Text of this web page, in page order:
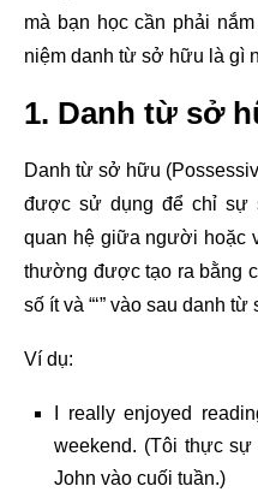
mà bạn học cần phải
niệm danh từ sở hữu là gì
1. Danh từ sở
Danh từ sở hữu
được sử dụng để chỉ sự
quan hệ giữa người hoặc
thường được tạo ra bằng
số ít và “‘” vào sau danh từ
Ví dụ:
I really enjoyed
weekend. (Tôi thực
John vào cuối tuần.)